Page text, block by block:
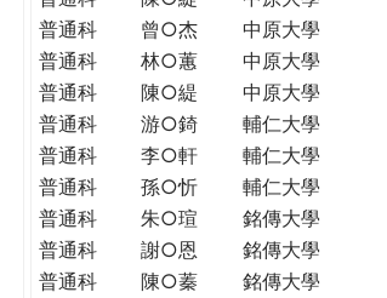
普通科
曾○杰 中原大學
普通科
林○蕙 中原大學
普通科
陳○緹 中原大學
普通科
游○錡 輔仁大學
普通科
李○軒 輔仁大學
普通科
孫○忻 輔仁大學
普通科
朱○瑄 銘傳大學
普通科
謝○恩 銘傳大學
普通科
陳○蓁 銘傳大學